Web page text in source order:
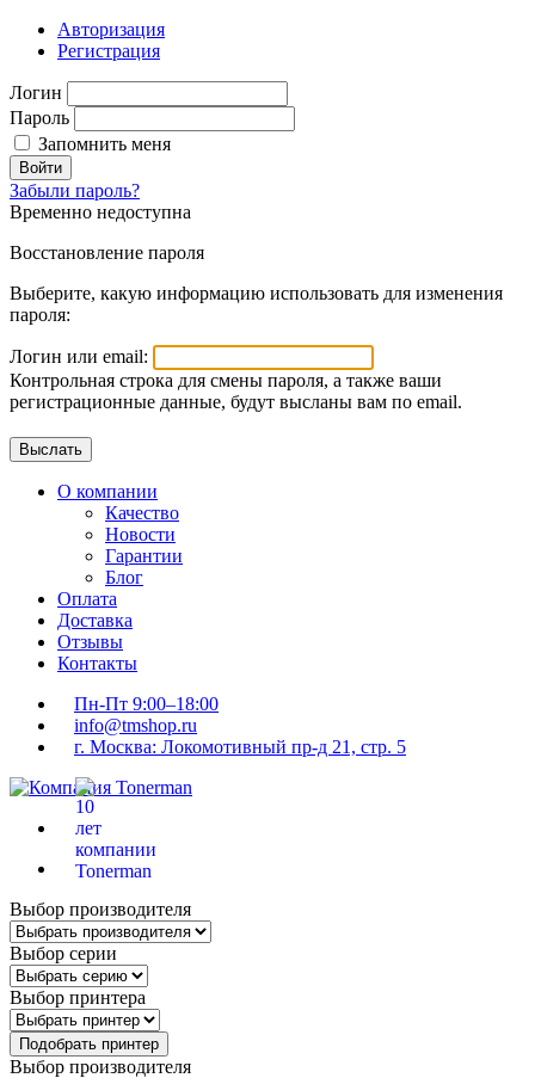
Авторизация
Регистрация
Логин
Пароль
Запомнить меня
Войти
Забыли пароль?
Временно недоступна
Восстановление пароля
Выберите, какую информацию использовать для изменения
пароля:
Логин или email:
Контрольная строка для смены пароля, а также ваши
регистрационные данные, будут высланы вам по email.
О компании
Качество
Новости
Гарантии
Блог
Оплата
Доставка
Отзывы
Контакты
Пн-Пт 9:00–18:00
info@tmshop.ru
г. Москва: Локомотивный пр-д 21, стр. 5
Выбор производителя
Выбор серии
Выбор принтера
Подобрать принтер
Выбор производителя